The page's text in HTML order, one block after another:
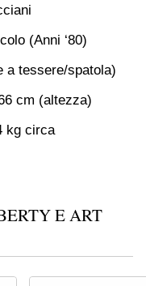
(Anni ‘80)
a tessere/spatola)
cm (altezza)
kg circa
E ART